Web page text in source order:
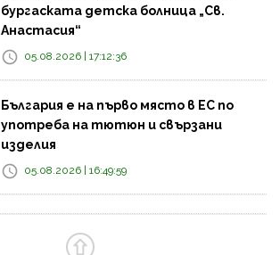
бургаската детска болница „Св.
Анастасия“
05.08.2026 | 17:12:36
България е на първо място в ЕС по
употреба на тютюн и свързани
изделия
05.08.2026 | 16:49:59